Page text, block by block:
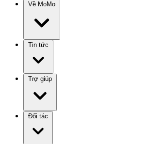
Về MoMo
Tin tức
Trợ giúp
Đối tác